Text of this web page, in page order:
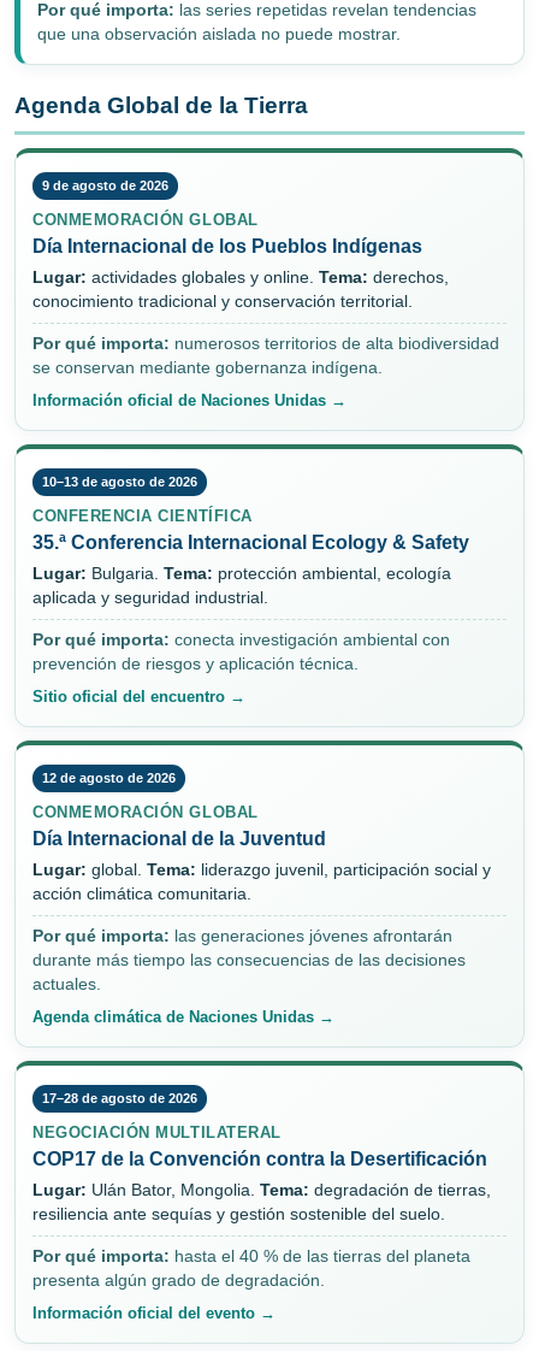
Por qué importa: las series repetidas revelan tendencias
que una observación aislada no puede mostrar.
Agenda Global de la Tierra
9 de agosto de 2026
CONMEMORACIÓN GLOBAL
Día Internacional de los Pueblos Indígenas
Lugar: actividades globales y online. Tema: derechos,
conocimiento tradicional y conservación territorial.
Por qué importa: numerosos territorios de alta biodiversidad
se conservan mediante gobernanza indígena.
Información oficial de Naciones Unidas →
10–13 de agosto de 2026
CONFERENCIA CIENTÍFICA
35.ª Conferencia Internacional Ecology & Safety
Lugar: Bulgaria. Tema: protección ambiental, ecología
aplicada y seguridad industrial.
Por qué importa: conecta investigación ambiental con
prevención de riesgos y aplicación técnica.
Sitio oficial del encuentro →
12 de agosto de 2026
CONMEMORACIÓN GLOBAL
Día Internacional de la Juventud
Lugar: global. Tema: liderazgo juvenil, participación social y
acción climática comunitaria.
Por qué importa: las generaciones jóvenes afrontarán
durante más tiempo las consecuencias de las decisiones
actuales.
Agenda climática de Naciones Unidas →
17–28 de agosto de 2026
NEGOCIACIÓN MULTILATERAL
COP17 de la Convención contra la Desertificación
Lugar: Ulán Bator, Mongolia. Tema: degradación de tierras,
resiliencia ante sequías y gestión sostenible del suelo.
Por qué importa: hasta el 40 % de las tierras del planeta
presenta algún grado de degradación.
Información oficial del evento →